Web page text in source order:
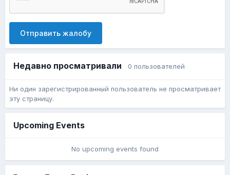
Отправить жалобу
Недавно просматривали 0 пользователей
Ни один зарегистрированный пользователь не просматривает
эту страницу.
Upcoming Events
No upcoming events found